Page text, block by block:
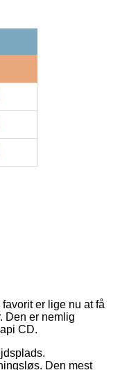
er lige nu at få
Den er nemlig
CD.
Den mest